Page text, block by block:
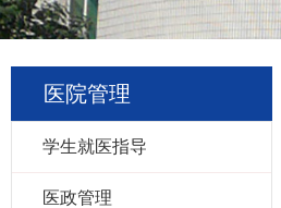
医院管理
学生就医指导
医政管理